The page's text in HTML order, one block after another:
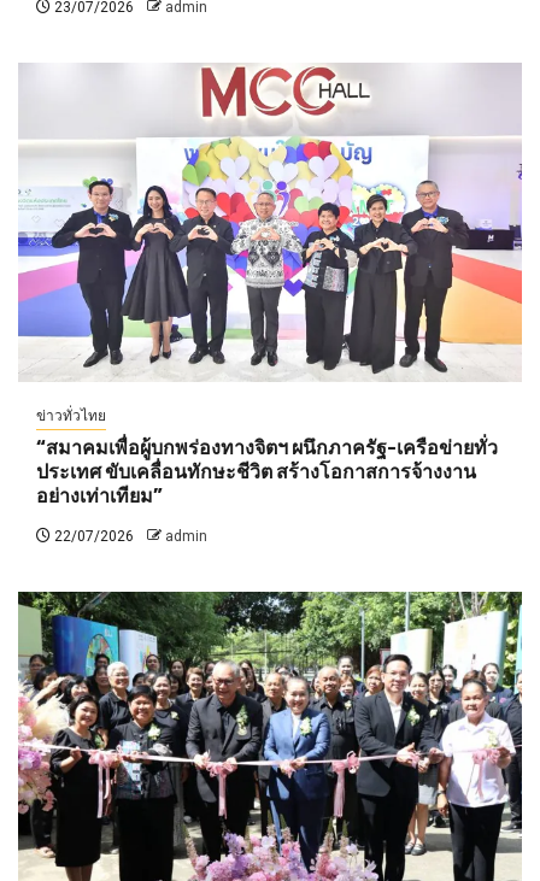
23/07/2026 admin
ข่าวทั่วไทย
“สมาคมเพื่อผู้บกพร่องทางจิตฯ ผนึกภาครัฐ-เครือข่ายทั่ว
ประเทศ ขับเคลื่อนทักษะชีวิต สร้างโอกาสการจ้างงาน
อย่างเท่าเทียม”
22/07/2026 admin